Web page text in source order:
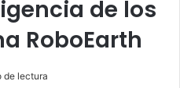
de los
RoboEarth
de lectura